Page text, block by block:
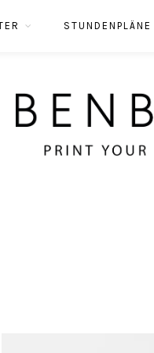
STUNDENPLÄNE